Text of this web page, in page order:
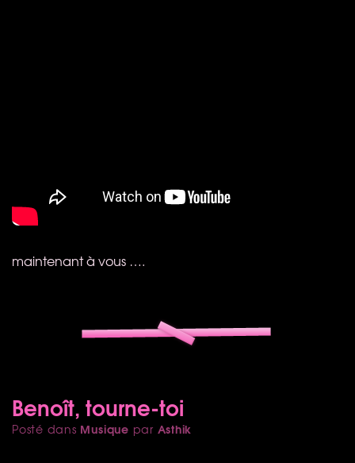
maintenant à vous ….
Benoît, tourne-toi
Posté dans Musique par Asthik